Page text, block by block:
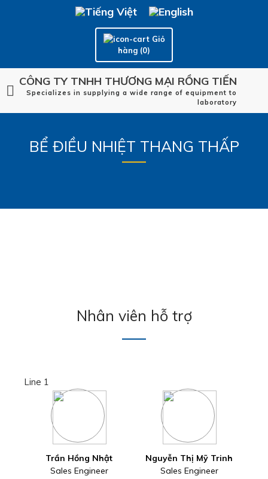
Giỏ
hàng (0)
CÔNG TY TNHH THƯƠNG MẠI RỒNG TIẾN
Specializes in supplying a wide range of equipment to
laboratory
BỂ ĐIỀU NHIỆT THANG THẤP
Nhân viên hỗ trợ
Line 1
Trần Hồng Nhật
Sales Engineer
Nguyễn Thị Mỹ Trinh
Sales Engineer